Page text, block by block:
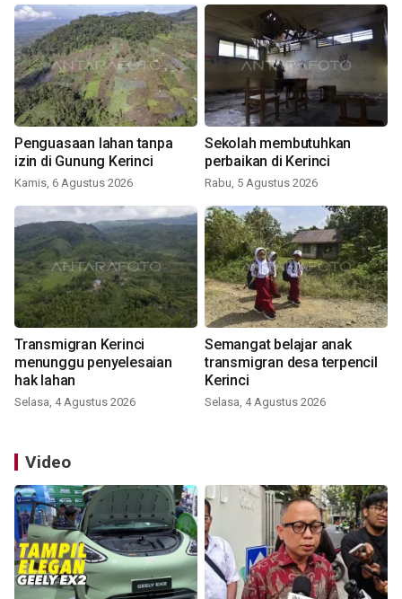
Penguasaan lahan tanpa
izin di Gunung Kerinci
Kamis, 6 Agustus 2026
Sekolah membutuhkan
perbaikan di Kerinci
Rabu, 5 Agustus 2026
Transmigran Kerinci
menunggu penyelesaian
hak lahan
Selasa, 4 Agustus 2026
Semangat belajar anak
transmigran desa terpencil
Kerinci
Selasa, 4 Agustus 2026
Video